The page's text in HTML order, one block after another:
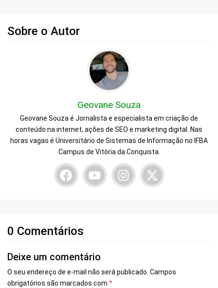
Sobre o Autor
Geovane Souza
Geovane Souza é Jornalista e especialista em criação de
conteúdo na internet, ações de SEO e marketing digital. Nas
horas vagas é Universitário de Sistemas de Informação no IFBA
Campus de Vitória da Conquista.
0 Comentários
Deixe um comentário
O seu endereço de e-mail não será publicado. Campos
obrigatórios são marcados com *